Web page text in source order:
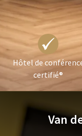
Hôtel de
certifié®
Van